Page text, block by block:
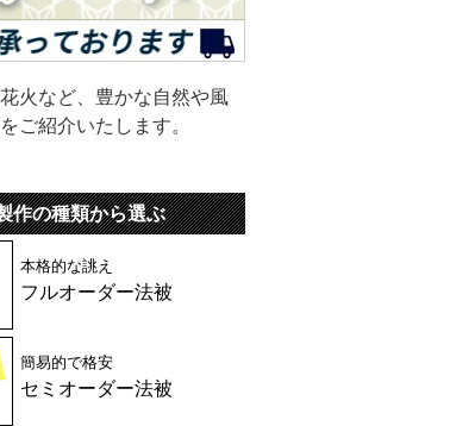
火など、豊かな自然や風
ご紹介いたします。
作の種類から選ぶ
本格的な誂え
フルオーダー法被
簡易的で格安
セミオーダー法被